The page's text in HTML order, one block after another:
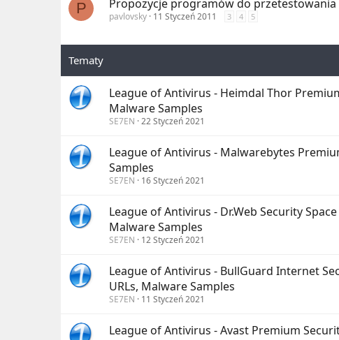
P Propozycje programów do przetestowania
pavlovsky 11 Styczeń 2011 3 4 5
League of Antivirus - Heimdal Thor
Malware Samples
SE7EN 22 Styczeń 2021
League of Antivirus - Malwarebytes
Samples
SE7EN 16 Styczeń 2021
League of Antivirus - Dr.Web Security
Malware Samples
SE7EN 12 Styczeń 2021
League of Antivirus - BullGuard Internet
URLs, Malware Samples
SE7EN 11 Styczeń 2021
League of Antivirus - Avast Premium